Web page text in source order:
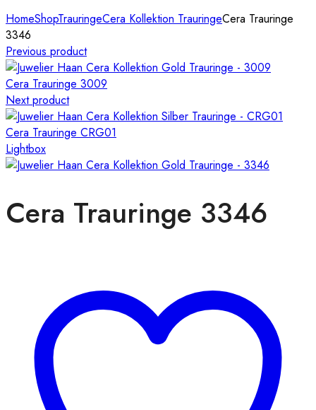
HomeShopTrauringeCera Kollektion TrauringeCera Trauringe
3346
Previous product
Cera Trauringe 3009
Next product
Cera Trauringe CRG01
Lightbox
Cera Trauringe 3346